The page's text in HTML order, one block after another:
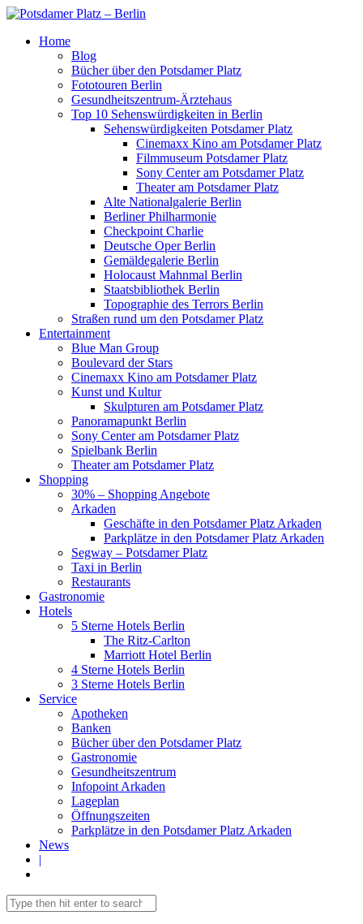
Home
Blog
Bücher über den Potsdamer Platz
Fototouren Berlin
Gesundheitszentrum-Ärztehaus
Top 10 Sehenswürdigkeiten in Berlin
Sehenswürdigkeiten Potsdamer Platz
Cinemaxx Kino am Potsdamer Platz
Filmmuseum Potsdamer Platz
Sony Center am Potsdamer Platz
Theater am Potsdamer Platz
Alte Nationalgalerie Berlin
Berliner Philharmonie
Checkpoint Charlie
Deutsche Oper Berlin
Gemäldegalerie Berlin
Holocaust Mahnmal Berlin
Staatsbibliothek Berlin
Topographie des Terrors Berlin
Straßen rund um den Potsdamer Platz
Entertainment
Blue Man Group
Boulevard der Stars
Cinemaxx Kino am Potsdamer Platz
Kunst und Kultur
Skulpturen am Potsdamer Platz
Panoramapunkt Berlin
Sony Center am Potsdamer Platz
Spielbank Berlin
Theater am Potsdamer Platz
Shopping
30% – Shopping Angebote
Arkaden
Geschäfte in den Potsdamer Platz Arkaden
Parkplätze in den Potsdamer Platz Arkaden
Segway – Potsdamer Platz
Taxi in Berlin
Restaurants
Gastronomie
Hotels
5 Sterne Hotels Berlin
The Ritz-Carlton
Marriott Hotel Berlin
4 Sterne Hotels Berlin
3 Sterne Hotels Berlin
Service
Apotheken
Banken
Bücher über den Potsdamer Platz
Gastronomie
Gesundheitszentrum
Infopoint Arkaden
Lageplan
Öffnungszeiten
Parkplätze in den Potsdamer Platz Arkaden
News
|